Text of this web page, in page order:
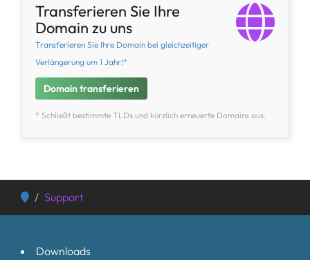
Transferieren Sie Ihre
Domain zu uns
Transferieren Sie Ihre Domain bei gleichzeitiger
Verlängerung um 1 Jahr!*
Domain transferieren
* Schließt bestimmte TLDs und kürzlich erneuerte Domains aus.
Support
Downloads